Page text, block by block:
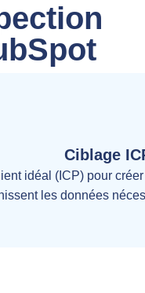
Ciblage
idéal (ICP) pour
les données